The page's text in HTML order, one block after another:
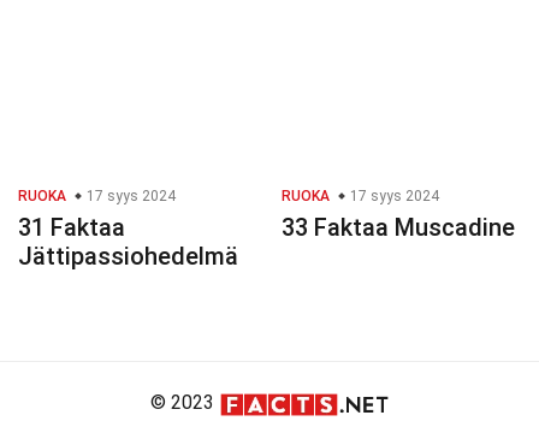
RUOKA 17 syys 2024
31 Faktaa
Jättipassiohedelmä
RUOKA 17 syys 2024
33 Faktaa Muscadine
© 2023